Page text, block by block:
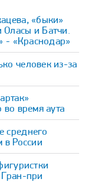
«быки»
Оласы и Батчи.
- «Краснодар»
человек из-за
время аута
среднего
в России
при